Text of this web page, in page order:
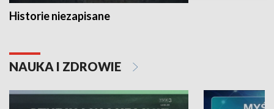
Historie niezapisane
NAUKA I ZDROWIE